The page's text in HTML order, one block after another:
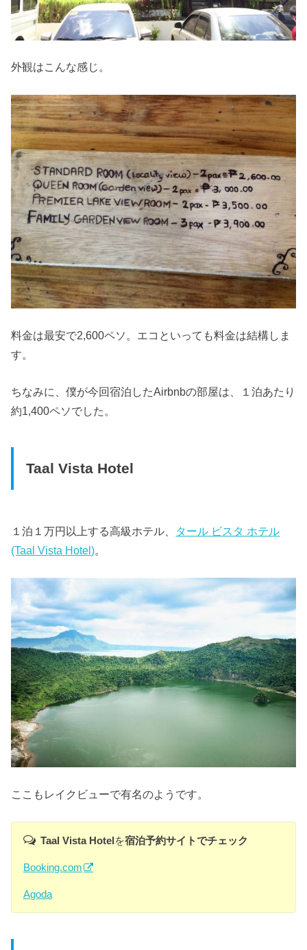
外観はこんな感じ。
料金は最安で2,600ペソ。エコといっても料金は結構しま
す。
ちなみに、僕が今回宿泊したAirbnbの部屋は、１泊あたり
約1,400ペソでした。
Taal Vista Hotel
１泊１万円以上する高級ホテル、 タール ビスタ ホテル
(Taal Vista Hotel)。
ここもレイクビューで有名のようです。
Taal Vista Hotelを宿泊予約サイトでチェック
Booking.com
Agoda